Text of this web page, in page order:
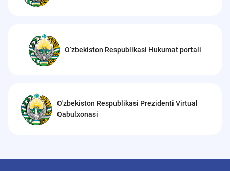
O‘zbekiston Respublikasi Hukumat portali
O'zbekiston Respublikasi Prezidenti Virtual
Qabulxonasi